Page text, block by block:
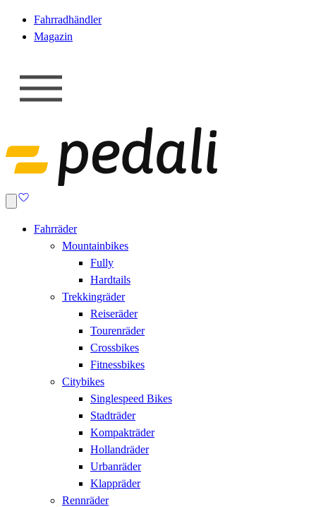
Fahrradhändler
Magazin
Fahrräder
Mountainbikes
Fully
Hardtails
Trekkingräder
Reiseräder
Tourenräder
Crossbikes
Fitnessbikes
Citybikes
Singlespeed Bikes
Stadträder
Kompakträder
Hollandräder
Urbanräder
Klappräder
Rennräder